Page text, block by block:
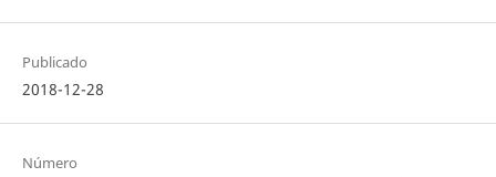
Publicado
2018-12-28
Número